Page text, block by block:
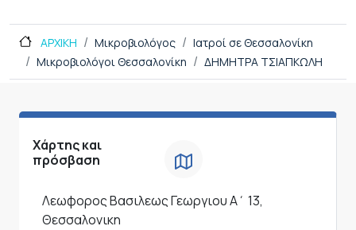
ΑΡΧΙΚΗ Μικροβιολόγος
Ιατροί σε Θεσσαλονίκη
Μικροβιολόγοι Θεσσαλονίκη
ΔΗΜΗΤΡΑ ΤΣΙΑΠΚΩΛΗ
Χάρτης και
πρόσβαση
Λεωφορος Βασιλεως Γεωργιου Α΄ 13,
Θεσσαλονικη